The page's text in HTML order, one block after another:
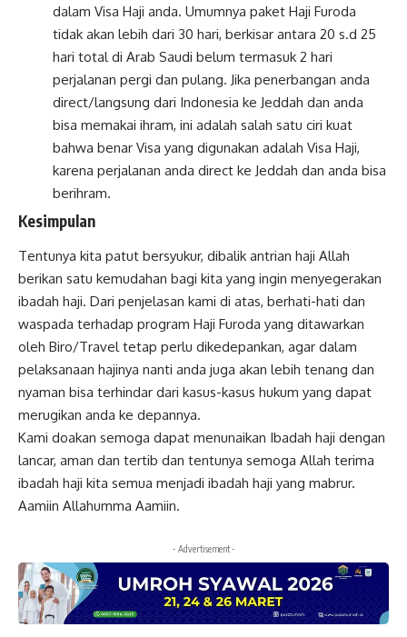
dalam Visa Haji anda. Umumnya paket Haji Furoda
tidak akan lebih dari 30 hari, berkisar antara 20 s.d 25
hari total di Arab Saudi belum termasuk 2 hari
perjalanan pergi dan pulang. Jika penerbangan anda
direct/langsung dari Indonesia ke Jeddah dan anda
bisa memakai ihram, ini adalah salah satu ciri kuat
bahwa benar Visa yang digunakan adalah Visa Haji,
karena perjalanan anda direct ke Jeddah dan anda bisa
berihram.
Kesimpulan
Tentunya kita patut bersyukur, dibalik antrian haji Allah
berikan satu kemudahan bagi kita yang ingin menyegerakan
ibadah haji. Dari penjelasan kami di atas, berhati-hati dan
waspada terhadap program Haji Furoda yang ditawarkan
oleh Biro/Travel tetap perlu dikedepankan, agar dalam
pelaksanaan hajinya nanti anda juga akan lebih tenang dan
nyaman bisa terhindar dari kasus-kasus hukum yang dapat
merugikan anda ke depannya.
Kami doakan semoga dapat menunaikan Ibadah haji dengan
lancar, aman dan tertib dan tentunya semoga Allah terima
ibadah haji kita semua menjadi ibadah haji yang mabrur.
Aamiin Allahumma Aamiin.
- Advertisement -